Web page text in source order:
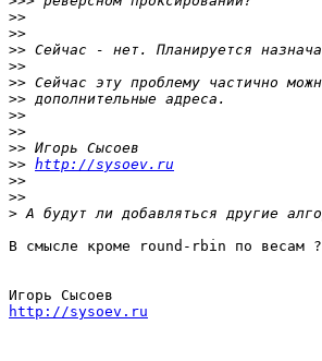
>>
>>
>>
>>
>>
>>
>>
>>
>>
>> http://sysoev.ru
>>
>>
>
В смысле кроме round-rbin по весам ?
http://sysoev.ru